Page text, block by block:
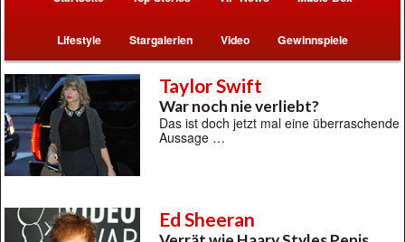
Lifestyle Stargalerien Video Gewinnspiele
Taylor Swift
War noch nie verliebt?
Das ist doch jetzt mal eine überraschende
Aussage …
Ed Sheeran